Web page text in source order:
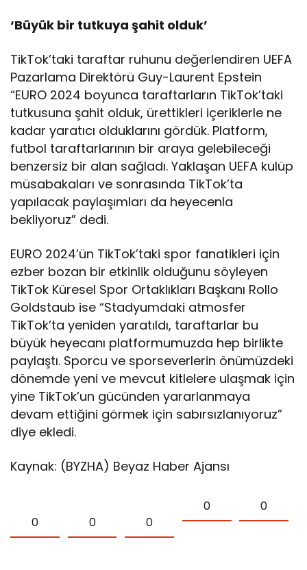
‘Büyük bir tutkuya şahit olduk’
TikTok’taki taraftar ruhunu değerlendiren UEFA
Pazarlama Direktörü Guy-Laurent Epstein
“EURO 2024 boyunca taraftarların TikTok’taki
tutkusuna şahit olduk, ürettikleri içeriklerle ne
kadar yaratıcı olduklarını gördük. Platform,
futbol taraftarlarının bir araya gelebileceği
benzersiz bir alan sağladı. Yaklaşan UEFA kulüp
müsabakaları ve sonrasında TikTok’ta
yapılacak paylaşımları da heyecenla
bekliyoruz” dedi.
EURO 2024’ün TikTok’taki spor fanatikleri için
ezber bozan bir etkinlik olduğunu söyleyen
TikTok Küresel Spor Ortaklıkları Başkanı Rollo
Goldstaub ise “Stadyumdaki atmosfer
TikTok’ta yeniden yaratıldı, taraftarlar bu
büyük heyecanı platformumuzda hep birlikte
paylaştı. Sporcu ve sporseverlerin önümüzdeki
dönemde yeni ve mevcut kitlelere ulaşmak için
yine TikTok’un gücünden yararlanmaya
devam ettiğini görmek için sabırsızlanıyoruz”
diye ekledi.
Kaynak: (BYZHA) Beyaz Haber Ajansı
0 0 0
0 0